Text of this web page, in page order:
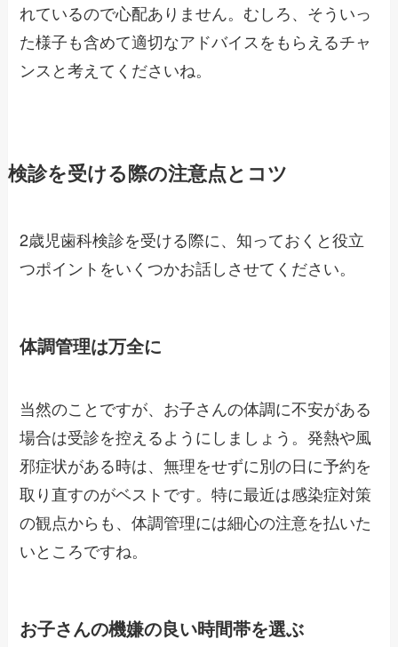
れているので心配ありません。むしろ、そういっ
た様子も含めて適切なアドバイスをもらえるチャ
ンスと考えてくださいね。
検診を受ける際の注意点とコツ
2歳児歯科検診を受ける際に、知っておくと役立
つポイントをいくつかお話しさせてください。
体調管理は万全に
当然のことですが、お子さんの体調に不安がある
場合は受診を控えるようにしましょう。発熱や風
邪症状がある時は、無理をせずに別の日に予約を
取り直すのがベストです。特に最近は感染症対策
の観点からも、体調管理には細心の注意を払いた
いところですね。
お子さんの機嫌の良い時間帯を選ぶ